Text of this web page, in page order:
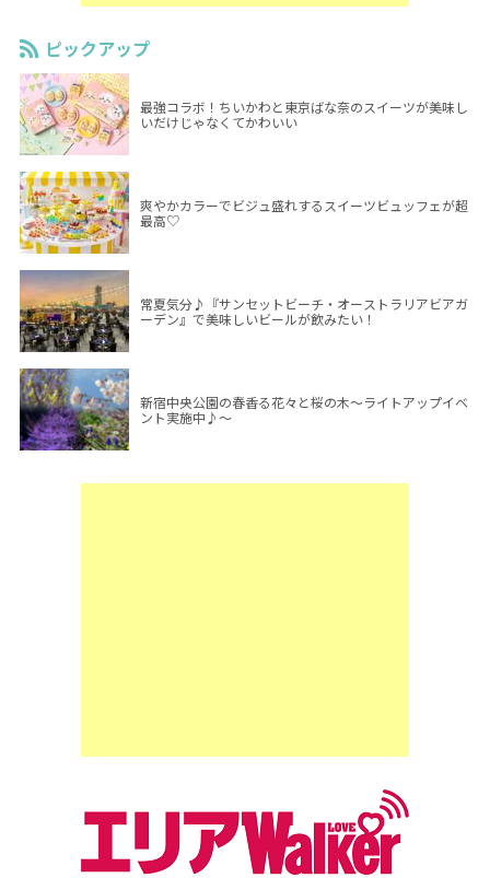
ピックアップ
最強コラボ！ちいかわと東京ばな奈のスイーツが美味し
いだけじゃなくてかわいい
爽やかカラーでビジュ盛れするスイーツビュッフェが超
最高♡
常夏気分♪『サンセットビーチ・オーストラリアビアガ
ーデン』で美味しいビールが飲みたい！
新宿中央公園の春香る花々と桜の木～ライトアップイベ
ント実施中♪～